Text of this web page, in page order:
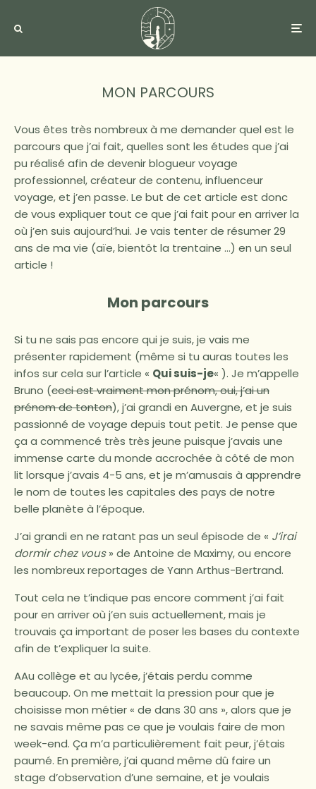
MON PARCOURS
Vous êtes très nombreux à me demander quel est le
parcours que j’ai fait, quelles sont les études que j’ai
pu réalisé afin de devenir blogueur voyage
professionnel, créateur de contenu, influenceur
voyage, et j’en passe. Le but de cet article est donc
de vous expliquer tout ce que j’ai fait pour en arriver la
où j’en suis aujourd’hui. Je vais tenter de résumer 29
ans de ma vie (aïe, bientôt la trentaine …) en un seul
article !
Mon parcours
Si tu ne sais pas encore qui je suis, je vais me
présenter rapidement (même si tu auras toutes les
infos sur cela sur l’article « Qui suis-je« ). Je m’appelle
Bruno (ceci est vraiment mon prénom, oui, j’ai un
prénom de tonton), j’ai grandi en Auvergne, et je suis
passionné de voyage depuis tout petit. Je pense que
ça a commencé très très jeune puisque j’avais une
immense carte du monde accrochée à côté de mon
lit lorsque j’avais 4-5 ans, et je m’amusais à apprendre
le nom de toutes les capitales des pays de notre
belle planète à l’époque.
J’ai grandi en ne ratant pas un seul épisode de « J’irai
dormir chez vous» de Antoine de Maximy, ou encore
les nombreux reportages de Yann Arthus-Bertrand.
Tout cela ne t’indique pas encore comment j’ai fait
pour en arriver où j’en suis actuellement, mais je
trouvais ça important de poser les bases du contexte
afin de t’expliquer la suite.
AAu collège et au lycée, j’étais perdu comme
beaucoup. On me mettait la pression pour que je
choisisse mon métier « de dans 30 ans », alors que je
ne savais même pas ce que je voulais faire de mon
week-end. Ça m’a particulièrement fait peur, j’étais
paumé. En première, j’ai quand même dû faire un
stage d’observation d’une semaine, et je voulais